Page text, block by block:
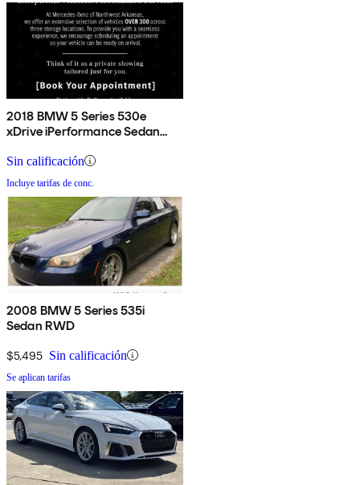
2018 BMW 5 Series 530e
xDrive iPerformance Sedan
Sin calificación
Incluye tarifas de conc.
2008 BMW 5 Series 535i
Sedan RWD
$5,495 Sin calificación
Se aplican tarifas